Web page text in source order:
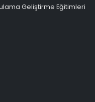
Geliştirme Eğitimleri